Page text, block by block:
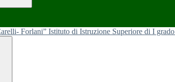
Istituto di Istruzione Superiore di I grado